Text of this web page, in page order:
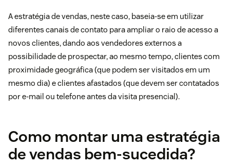
A estratégia de vendas, neste caso, baseia-se em utilizar
diferentes canais de contato para ampliar o raio de acesso a
novos clientes, dando aos vendedores externos a
possibilidade de prospectar, ao mesmo tempo, clientes com
proximidade geográfica (que podem ser visitados em um
mesmo dia) e clientes afastados (que devem ser contatados
por e-mail ou telefone antes da visita presencial).
Como montar uma estratégia
de vendas bem-sucedida?